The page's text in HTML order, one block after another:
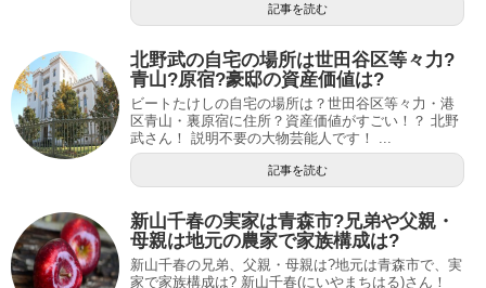
記事を読む
北野武の自宅の場所は世田谷区等々力?
青山?原宿?豪邸の資産価値は?
ビートたけしの自宅の場所は？世田谷区等々力・港
区青山・裏原宿に住所？資産価値がすごい！？ 北野
武さん！ 説明不要の大物芸能人です！ ...
記事を読む
新山千春の実家は青森市?兄弟や父親・
母親は地元の農家で家族構成は?
新山千春の兄弟、父親・母親は?地元は青森市で、実
家で家族構成は? 新山千春(にいやまちはる)さん！